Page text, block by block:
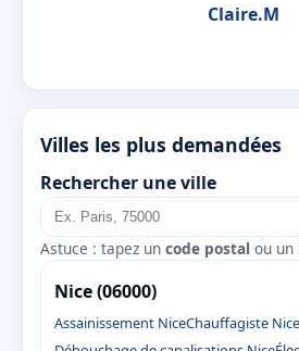
Claire.M
Villes les plus demandées
Rechercher une ville
Astuce : tapez un code postal ou un
Nice (06000)
Assainissement NiceChauffagiste Nice